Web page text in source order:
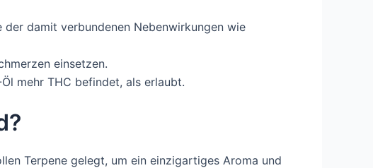
damit verbundenen Nebenwirkungen wie
einsetzen.
mehr THC befindet, als erlaubt.
Terpene gelegt, um ein einzigartiges Aroma und